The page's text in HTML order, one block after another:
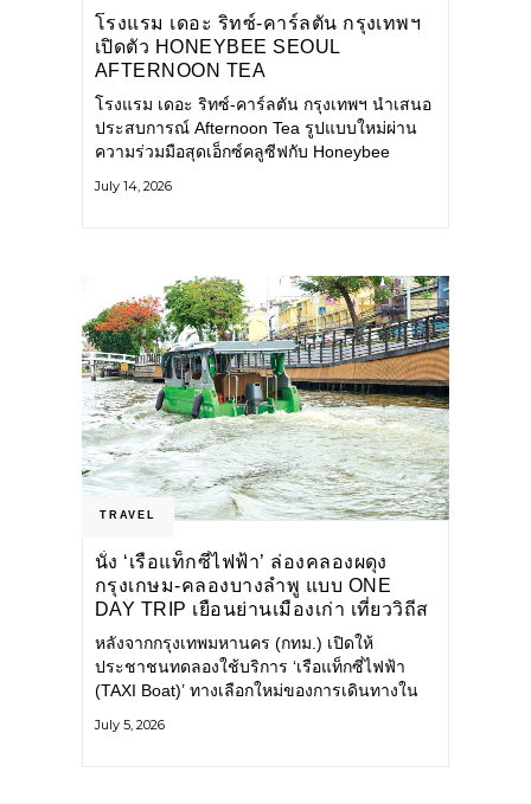
โรงแรม เดอะ ริทซ์-คาร์ลตัน กรุงเทพฯ
เปิดตัว HONEYBEE SEOUL
AFTERNOON TEA
COLLABORATION ณ คาเลโอ
(CALEŌ) ชวนสัมผัสเสน่ห์ของขนม
หวานร่วมสมัยจากกรุงโซล
โรงแรม เดอะ ริทซ์-คาร์ลตัน กรุงเทพฯ นำเสนอ
ประสบการณ์ Afternoon Tea รูปแบบใหม่ผ่าน
ความร่วมมือสุดเอ็กซ์คลูซีฟกับ Honeybee
ดังจากกรุงโซล นำโดยเชฟอึนจอง
July 14, 2026
TRAVEL
นั่ง ‘เรือแท็กซี่ไฟฟ้า’ ล่องคลองผดุง
กรุงเกษม-คลองบางลำพู แบบ ONE
DAY TRIP เยือนย่านเมืองเก่า เที่ยววิถีส
โลว์ไลฟ์แบบรักษ์โลก
หลังจากกรุงเทพมหานคร (กทม.) เปิดให้
ประชาชนทดลองใช้บริการ ‘เรือแท็กซี่ไฟฟ้า
(TAXI Boat)’ ทางเลือกใหม่ของการเดินทางใน
แวดล้อม ผ่านแอปพลิเคชัน MuvMi (มูฟมี)
July 5, 2026